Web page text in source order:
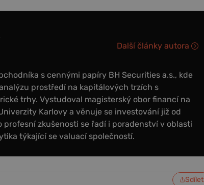
s cennými papíry BH Securities a.s., kde
prostředí na kapitálových trzích s
trhy. Vystudoval magisterský obor financí na
Karlovy a věnuje se investování již od
zkušenosti se řadí i poradenství v oblasti
týkající se valuací společností.
Další články autora
Sdílet